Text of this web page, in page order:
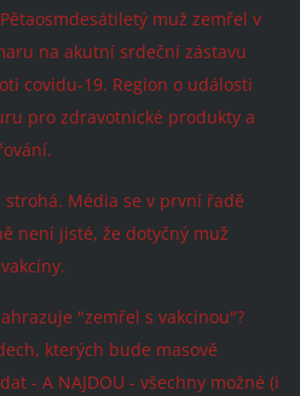
muž zemřel v
na akutní srdeční zástavu
covidu-19. Region o události
pro zdravotnické produkty a
Média se v první řadě
není jisté, že dotyčný muž
"zemřel s vakcínou"?
kterých bude masově
- A NAJDOU - všechny možné (i